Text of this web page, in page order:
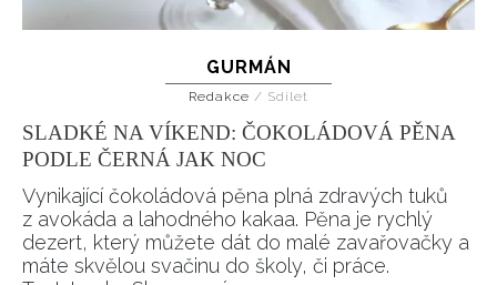
GURMÁN
Redakce / Sdílet
SLADKÉ NA VÍKEND: ČOKOLÁDOVÁ PĚNA
PODLE ČERNÁ JAK NOC
Vynikající čokoládová pěna plná zdravých tuků
z avokáda a lahodného kakaa. Pěna je rychlý
dezert, který můžete dát do malé zavařovačky a
máte skvělou svačinu do školy, či práce.